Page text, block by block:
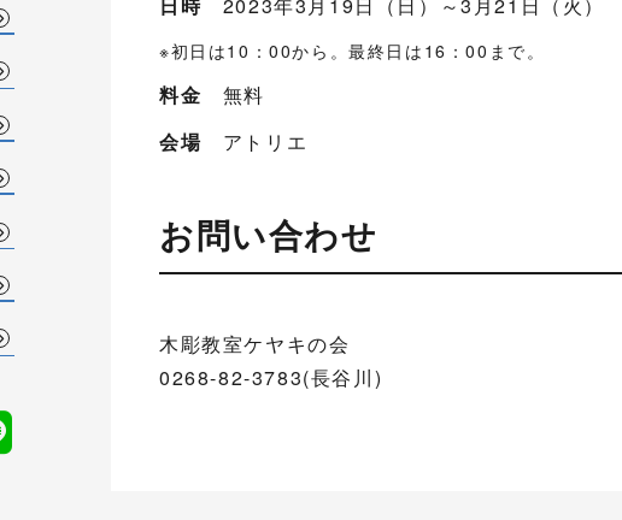
日時 2023年3月19日（日）～3月21日（火
※初日は10：00から。最終日は16：00まで。
料金 無料
会場 アトリエ
お問い合わせ
木彫教室ケヤキの会
0268-82-3783(長谷川)